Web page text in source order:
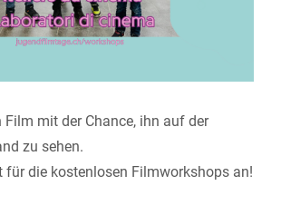
Film mit der Chance, ihn auf der
zu sehen.
für die kostenlosen Filmworkshops an!